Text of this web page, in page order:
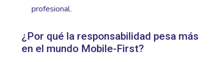
profesional.
¿Por qué la responsabilidad pesa más
en el mundo Mobile-First?